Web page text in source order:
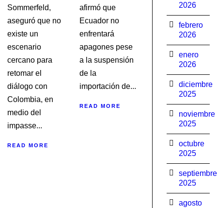
Sommerfeld,
aseguró que no
existe un
escenario
cercano para
retomar el
diálogo con
Colombia, en
medio del
impasse...
READ MORE
afirmó que
Ecuador no
enfrentará
apagones pese
a la suspensión
de la
importación de...
READ MORE
2026
febrero
2026
enero
2026
diciembre
2025
noviembre
2025
octubre
2025
septiembre
2025
agosto